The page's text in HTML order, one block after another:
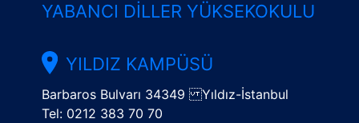
YABANCI DILLER YÜKSEKOKULU
YILDIZ KAMPÜSÜ
Barbaros Bulvarı 34349 Yıldız-İstanbul
Tel: 0212 383 70 70